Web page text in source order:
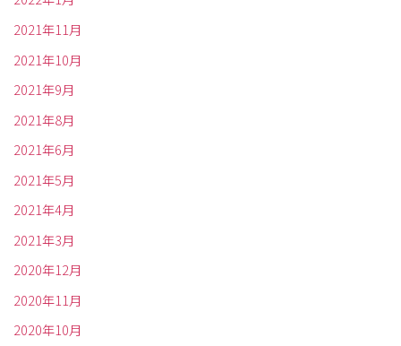
2021年11月
2021年10月
2021年9月
2021年8月
2021年6月
2021年5月
2021年4月
2021年3月
2020年12月
2020年11月
2020年10月